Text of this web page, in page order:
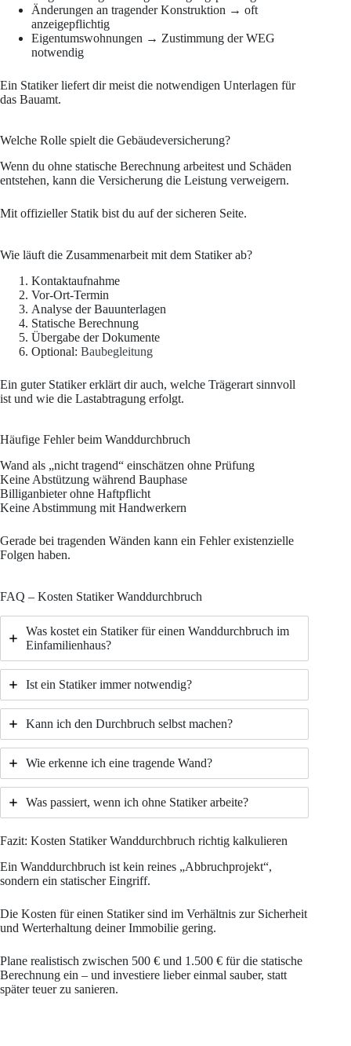
Änderungen an tragender Konstruktion → oft
anzeigepflichtig
Eigentumswohnungen → Zustimmung der WEG
notwendig
Ein Statiker liefert dir meist die notwendigen Unterlagen für
das Bauamt.
Welche Rolle spielt die Gebäudeversicherung?
Wenn du ohne statische Berechnung arbeitest und Schäden
entstehen, kann die Versicherung die Leistung verweigern.
Mit offizieller Statik bist du auf der sicheren Seite.
Wie läuft die Zusammenarbeit mit dem Statiker ab?
Kontaktaufnahme
Vor-Ort-Termin
Analyse der Bauunterlagen
Statische Berechnung
Übergabe der Dokumente
Optional: Baubegleitung
Ein guter Statiker erklärt dir auch, welche Trägerart sinnvoll
ist und wie die Lastabtragung erfolgt.
Häufige Fehler beim Wanddurchbruch
Wand als „nicht tragend“ einschätzen ohne Prüfung
Keine Abstützung während Bauphase
Billiganbieter ohne Haftpflicht
Keine Abstimmung mit Handwerkern
Gerade bei tragenden Wänden kann ein Fehler existenzielle
Folgen haben.
FAQ – Kosten Statiker Wanddurchbruch
Was kostet ein Statiker für einen Wanddurchbruch im
Einfamilienhaus?
Ist ein Statiker immer notwendig?
Kann ich den Durchbruch selbst machen?
Wie erkenne ich eine tragende Wand?
Was passiert, wenn ich ohne Statiker arbeite?
Fazit: Kosten Statiker Wanddurchbruch richtig kalkulieren
Ein Wanddurchbruch ist kein reines „Abbruchprojekt“,
sondern ein statischer Eingriff.
Die Kosten für einen Statiker sind im Verhältnis zur Sicherheit
und Werterhaltung deiner Immobilie gering.
Plane realistisch zwischen 500 € und 1.500 € für die statische
Berechnung ein – und investiere lieber einmal sauber, statt
später teuer zu sanieren.